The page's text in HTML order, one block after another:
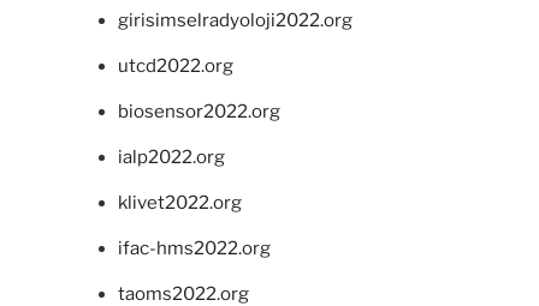
girisimselradyoloji2022.org
utcd2022.org
biosensor2022.org
ialp2022.org
klivet2022.org
ifac-hms2022.org
taoms2022.org